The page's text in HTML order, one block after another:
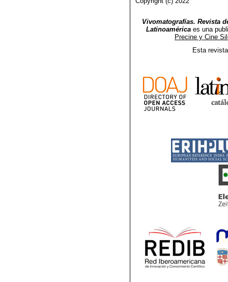
Vivomatografías. Revista
Latinoamérica es una
Precine y Cine
Esta